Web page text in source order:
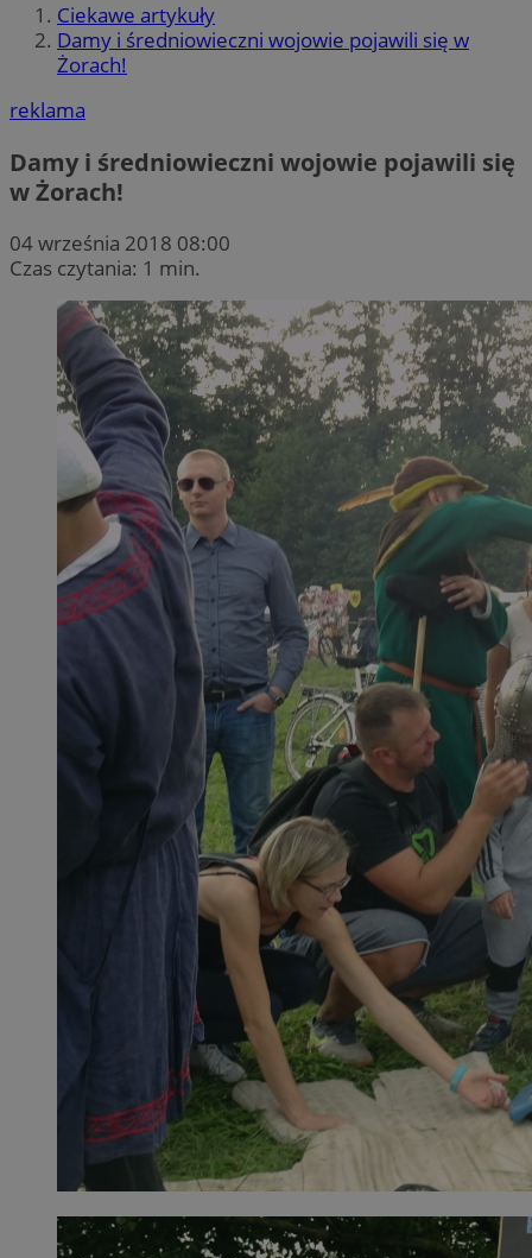
Ciekawe artykuły
Damy i średniowieczni wojowie pojawili się w
Żorach!
reklama
Damy i średniowieczni wojowie pojawili się
w Żorach!
04 września 2018 08:00
Czas czytania: 1 min.